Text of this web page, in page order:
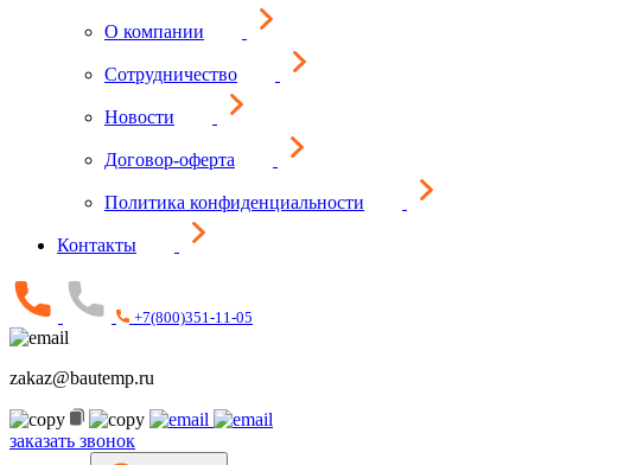
О компании
Сотрудничество
Новости
Договор-оферта
Политика конфиденциальности
Контакты
+7(800)351-11-05
zakaz@bautemp.ru
заказать звонок